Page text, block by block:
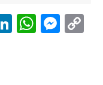
LinkedIn